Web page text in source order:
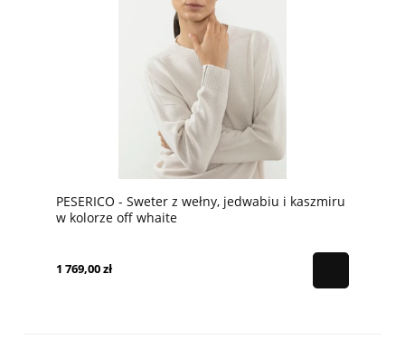
PESERICO - Sweter z wełny, jedwabiu i kaszmiru
w kolorze off whaite
1 769,00 zł